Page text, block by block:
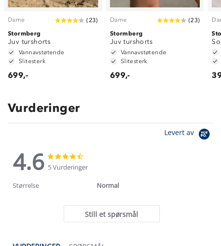
Dame ( 23)
Stormberg
Juv turshorts
Vannavstøtende
Slitesterk
699,-
Dame (23)
Stormberg
Juv turshorts
Vannavstøtende
Slitesterk
699,-
Vurderinger
Levert av
4.6
4.6
star
rating
star
5 Vurderinger
Størrelse Normal
Still et spørsmål